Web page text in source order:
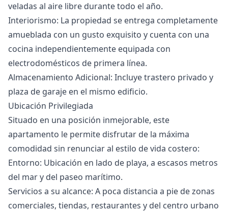
veladas al aire libre durante todo el año.
Interiorismo: La propiedad se entrega completamente
amueblada con un gusto exquisito y cuenta con una
cocina independientemente equipada con
electrodomésticos de primera línea.
Almacenamiento Adicional: Incluye trastero privado y
plaza de garaje en el mismo edificio.
Ubicación Privilegiada
Situado en una posición inmejorable, este
apartamento le permite disfrutar de la máxima
comodidad sin renunciar al estilo de vida costero:
Entorno: Ubicación en lado de playa, a escasos metros
del mar y del paseo marítimo.
Servicios a su alcance: A poca distancia a pie de zonas
comerciales, tiendas, restaurantes y del centro urbano